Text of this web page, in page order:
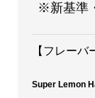
※新基準
【フレーバ
Super Lemon